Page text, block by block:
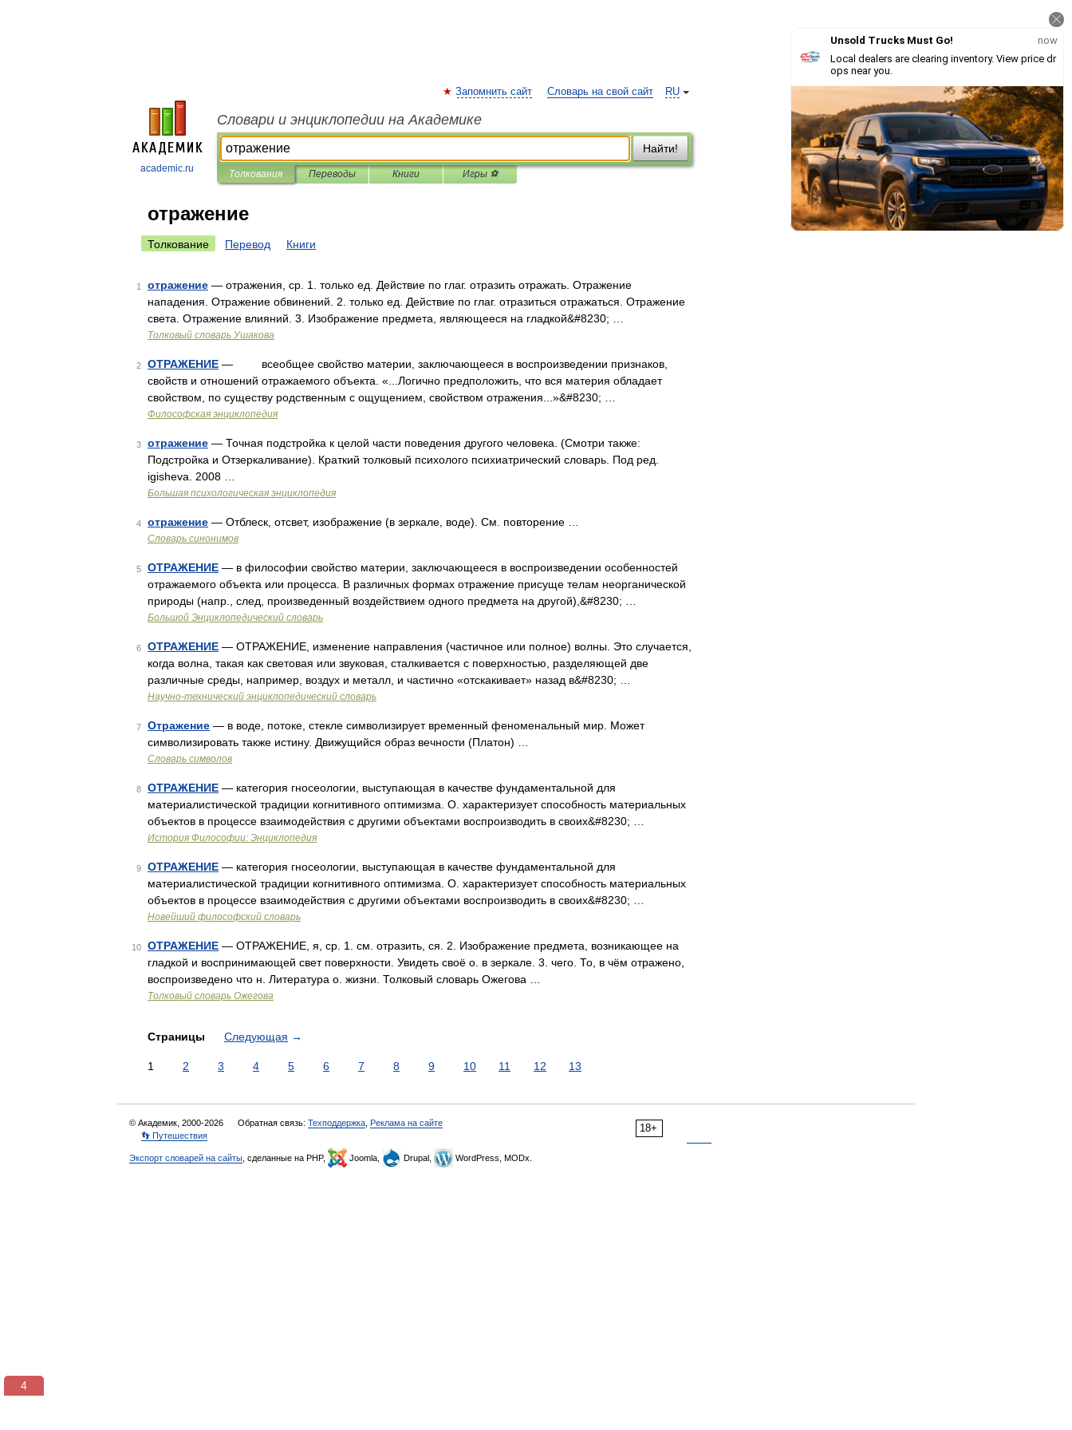
academic.ru
RU
Запомнить сайт Словарь на свой сайт
Словари и энциклопедии на Академике
Найти!
Толкования Переводы Книги Игры ⚽
отражение
Толкование Перевод Книги
1 отражение — отражения, ср. 1. только ед. Действие по глаг. отразить отражать. Отражение
нападения. Отражение обвинений. 2. только ед. Действие по глаг. отразиться отражаться. Отражение
света. Отражение влияний. 3. Изображение предмета, являющееся на гладкой&#8230; …
Толковый словарь Ушакова
2 ОТРАЖЕНИЕ — всеобщее свойство материи, заключающееся в воспроизведении признаков,
свойств и отношений отражаемого объекта. «...Логично предположить, что вся материя обладает
свойством, по существу родственным с ощущением, свойством отражения...»&#8230; …
Философская энциклопедия
3 отражение — Точная подстройка к целой части поведения другого человека. (Смотри также:
Подстройка и Отзеркаливание). Краткий толковый психолого психиатрический словарь. Под ред.
igisheva. 2008 …
Большая психологическая энциклопедия
4 отражение — Отблеск, отсвет, изображение (в зеркале, воде). См. повторение …
Словарь синонимов
5 ОТРАЖЕНИЕ — в философии свойство материи, заключающееся в воспроизведении особенностей
отражаемого объекта или процесса. В различных формах отражение присуще телам неорганической
природы (напр., след, произведенный воздействием одного предмета на другой),&#8230; …
Большой Энциклопедический словарь
6 ОТРАЖЕНИЕ — ОТРАЖЕНИЕ, изменение направления (частичное или полное) волны. Это случается,
когда волна, такая как световая или звуковая, сталкивается с поверхностью, разделяющей две
различные среды, например, воздух и металл, и частично «отскакивает» назад в&#8230; …
Научно-технический энциклопедический словарь
7 Отражение — в воде, потоке, стекле символизирует временный феноменальный мир. Может
символизировать также истину. Движущийся образ вечности (Платон) …
Словарь символов
8 ОТРАЖЕНИЕ — категория гносеологии, выступающая в качестве фундаментальной для
материалистической традиции когнитивного оптимизма. О. характеризует способность материальных
объектов в процессе взаимодействия с другими объектами воспроизводить в своих&#8230; …
История Философии: Энциклопедия
9 ОТРАЖЕНИЕ — категория гносеологии, выступающая в качестве фундаментальной для
материалистической традиции когнитивного оптимизма. О. характеризует способность материальных
объектов в процессе взаимодействия с другими объектами воспроизводить в своих&#8230; …
Новейший философский словарь
10 ОТРАЖЕНИЕ — ОТРАЖЕНИЕ, я, ср. 1. см. отразить, ся. 2. Изображение предмета, возникающее на
гладкой и воспринимающей свет поверхности. Увидеть своё о. в зеркале. 3. чего. То, в чём отражено,
воспроизведено что н. Литература о. жизни. Толковый словарь Ожегова …
Толковый словарь Ожегова
Страницы Следующая →
1 2 3 4 5 6 7 8 9 10 11 12 13
18+
© Академик, 2000-2026 Обратная связь: Техподдержка Реклама на сайте
👣 Путешествия
Экспорт словарей на сайты , сделанные на PHP, Joomla, Drupal, WordPress, MODx.
3